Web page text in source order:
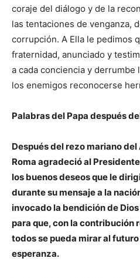
coraje del diálogo y de la
las tentaciones de venganza,
corrupción. A Ella le pedimos
fraternidad, anunciado y
a cada conciencia y derrumbe
los enemigos reconocerse
Palabras del Papa después
Después del rezo mariano
Roma agradeció al
los buenos deseos que le
durante su mensaje a la
invocado la bendición de
para que, con la contribución
todos se pueda mirar al
esperanza.